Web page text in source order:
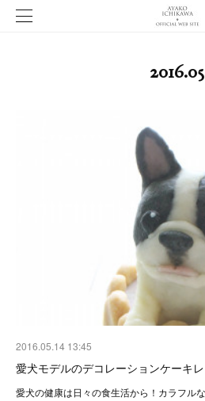
2016.05
2016.05.14 13:45
愛犬モデルのデコレーションケーキ
愛犬の健康は日々の食生活から！カラフル